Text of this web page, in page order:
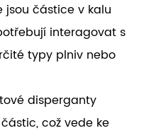
jsou částice v kalu
interagovat s
typy plniv nebo
disperganty
což vede ke